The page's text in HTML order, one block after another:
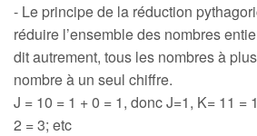
- Le principe de la réduction
réduire l’ensemble des nombres
dit autrement, tous les nombres à
nombre à un seul chiffre.
J = 10 = 1 + 0 = 1, donc J=1, K= 11 =
2 = 3; etc